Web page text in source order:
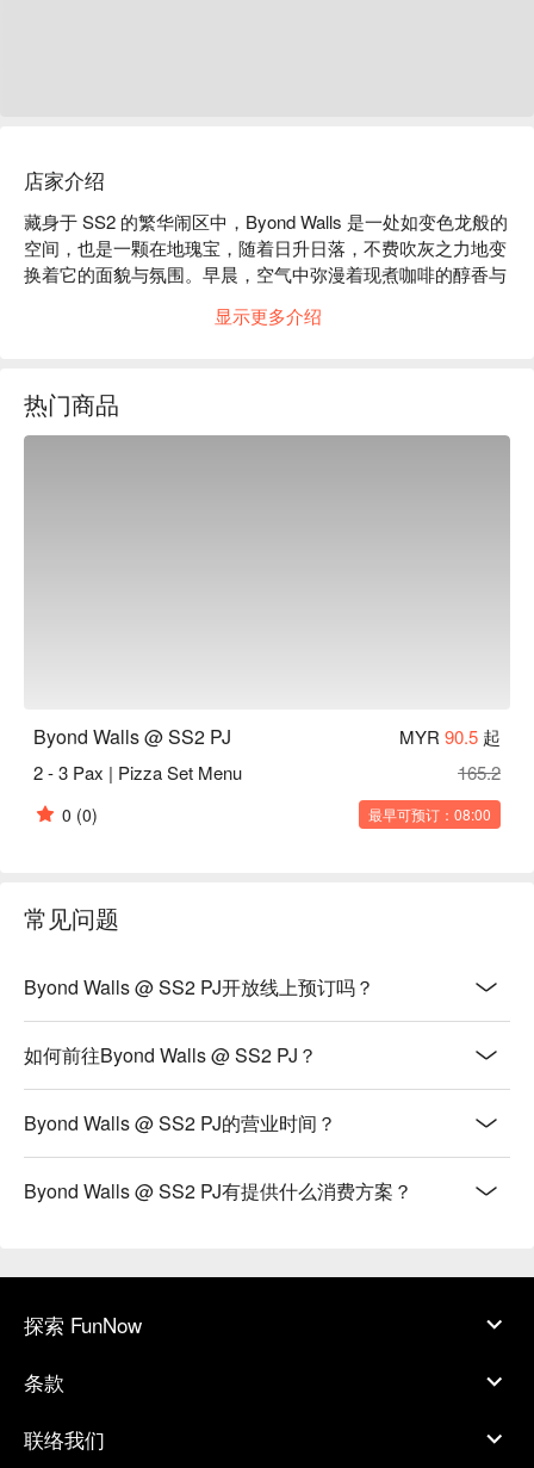
店家介绍
藏身于 SS2 的繁华闹区中，Byond Walls 是一处如变色龙般的
空间，也是一颗在地瑰宝，随着日升日落，不费吹灰之力地变
换着它的面貌与氛围。早晨，空气中弥漫着现煮咖啡的醇香与
完美起点。当夜幕降临八打灵再也，氛围也随之悄然转变。灯
的欢乐时光。
显示更多介绍
热门商品
Byond Walls @ SS2 PJ MYR 90.5 起
2 - 3 Pax | Pizza Set Menu
165.2
0 (0) 最早可预订：08:00
常见问题
Byond Walls @ SS2 PJ开放线上预订吗？
如何前往Byond Walls @ SS2 PJ？
Byond Walls @ SS2 PJ的营业时间？
Byond Walls @ SS2 PJ有提供什么消费方案？
探索 FunNow
条款
联络我们